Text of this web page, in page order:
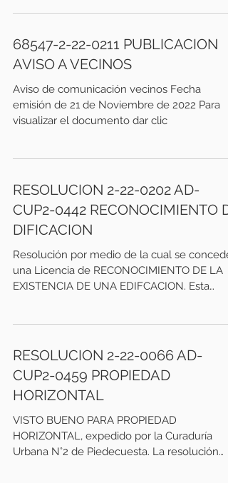
68547-2-22-0211 PUBLICACION
AVISO A VECINOS
Aviso de comunicación vecinos Fecha
emisión de 21 de Noviembre de 2022 Para
visualizar el documento dar clic
RESOLUCION 2-22-0202 AD-
CUP2-0442 RECONOCIMIENTO
DIFICACION
Resolución por medio de la cual se concede
una Licencia de RECONOCIMIENTO DE LA
EXISTENCIA DE UNA EDIFCACION. Esta
RESOLUCION 2-22-0066 AD-
CUP2-0459 PROPIEDAD
HORIZONTAL
VISTO BUENO PARA PROPIEDAD
HORIZONTAL, expedido por la Curaduría
Urbana N°2 de Piedecuesta. La resolución